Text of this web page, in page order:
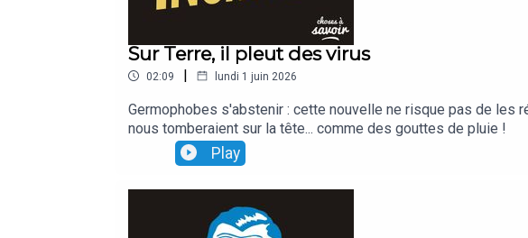
Sur Terre, il pleut des virus
02:09 | lundi 1 juin 2026
Germophobes s'abstenir : cette nouvelle ne risque pas de les
nous tomberaient sur la tête... comme des gouttes de pluie !
Play